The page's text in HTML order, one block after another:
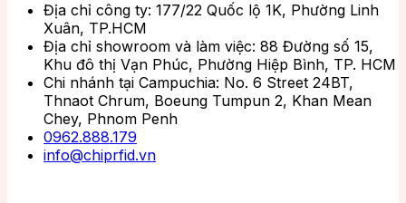
Địa chỉ công ty: 177/22 Quốc lộ 1K, Phường Linh
Xuân, TP.HCM
Địa chỉ showroom và làm việc: 88 Đường số 15,
Khu đô thị Vạn Phúc, Phường Hiệp Bình, TP. HCM
Chi nhánh tại Campuchia: No. 6 Street 24BT,
Thnaot Chrum, Boeung Tumpun 2, Khan Mean
Chey, Phnom Penh
0962.888.179
info@chiprfid.vn